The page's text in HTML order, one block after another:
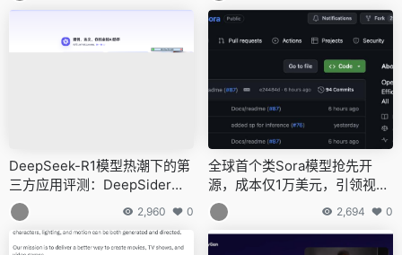
DeepSeek-R1模型热潮下的第
三方应用评测：DeepSider让
你的DeepSeek比别人更好用
2,960 0
全球首个类Sora模型抢先开
源，成本仅1万美元，引领视频
创作新纪元
2,694 0